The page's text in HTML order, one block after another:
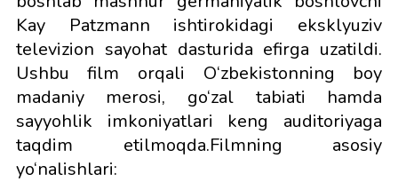
Kay Patzmann ishtirokidagi eksklyuziv
televizion sayohat dasturida efirga uzatildi.
Ushbu film orqali O‘zbekistonning boy
madaniy merosi, go‘zal tabiati hamda
sayyohlik imkoniyatlari keng auditoriyaga
taqdim etilmoqda.Filmning asosiy
yo‘nalishlari: